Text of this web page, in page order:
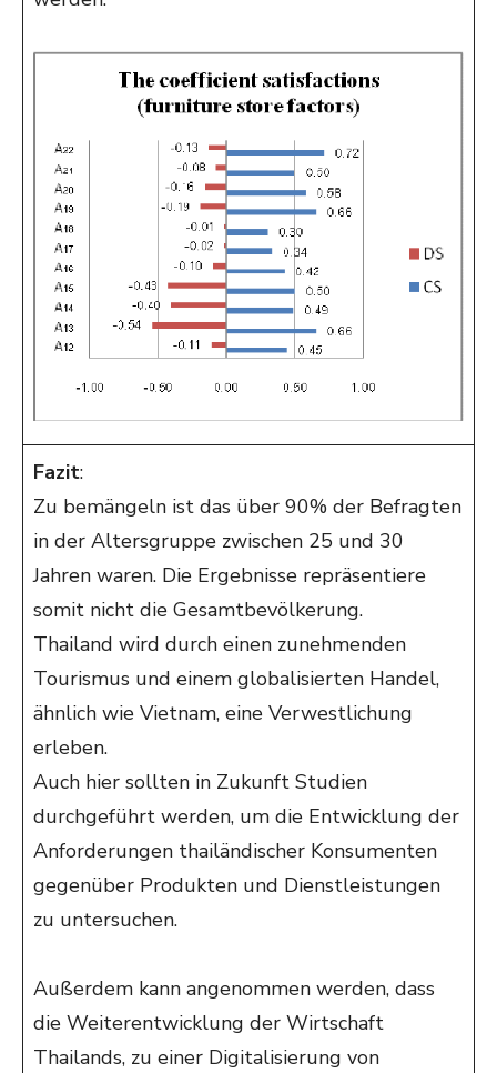
Fazit:
Zu bemängeln ist das über 90% der Befragten
in der Altersgruppe zwischen 25 und 30
Jahren waren. Die Ergebnisse repräsentiere
somit nicht die Gesamtbevölkerung.
Thailand wird durch einen zunehmenden
Tourismus und einem globalisierten Handel,
ähnlich wie Vietnam, eine Verwestlichung
erleben.
Auch hier sollten in Zukunft Studien
durchgeführt werden, um die Entwicklung der
Anforderungen thailändischer Konsumenten
gegenüber Produkten und Dienstleistungen
zu untersuchen.
Außerdem kann angenommen werden, dass
die Weiterentwicklung der Wirtschaft
Thailands, zu einer Digitalisierung von